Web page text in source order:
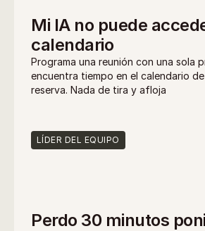
Mi IA no puede
calendario
Programa una reunión con una sola
encuentra tiempo en el calendario
reserva. Nada de tira y afloja
LÍDER DEL EQUIPO
Perdo 30 minutos